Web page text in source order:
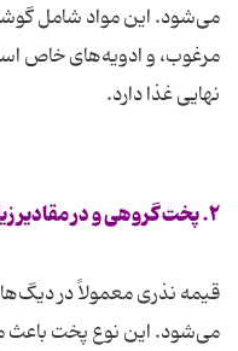
می‌شود. این مواد شامل
مرغوب، و ادویه‌های خاص
نهایی غذا دارد.
۲. پخت گروهی و در مقادیر زیاد
قیمه نذری معمولاً در
می‌شود. این نوع پخت باعث